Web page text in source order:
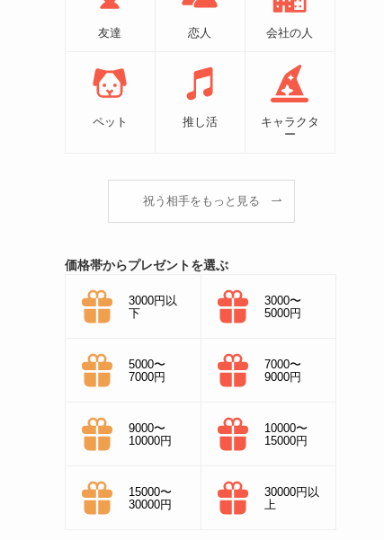
友達 恋人 会社の人
ペット 推し活
キャラクタ
ー
祝う相手をもっと見る
価格帯からプレゼントを選ぶ
3000円以
下
3000〜
5000円
5000〜
7000円
7000〜
9000円
9000〜
10000円
10000〜
15000円
15000〜
30000円
30000円以
上